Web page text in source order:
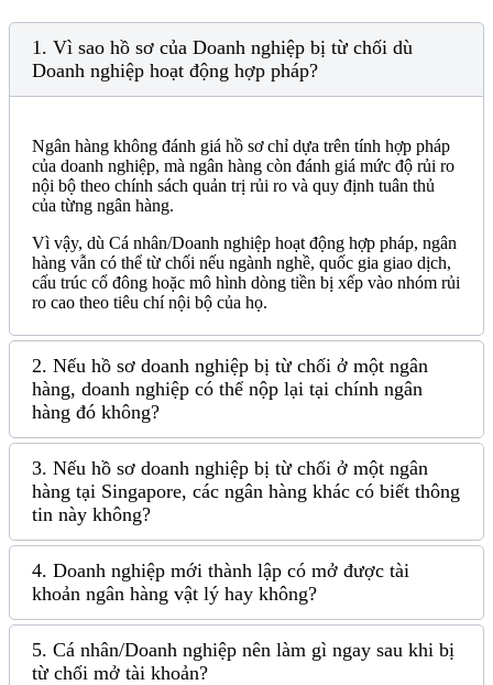
1. Vì sao hồ sơ của Doanh nghiệp bị từ chối dù
Doanh nghiệp hoạt động hợp pháp?
Ngân hàng không đánh giá hồ sơ chỉ dựa trên tính hợp pháp
của doanh nghiệp, mà ngân hàng còn đánh giá mức độ rủi ro
nội bộ theo chính sách quản trị rủi ro và quy định tuân thủ
của từng ngân hàng.
Vì vậy, dù Cá nhân/Doanh nghiệp hoạt động hợp pháp, ngân
hàng vẫn có thể từ chối nếu ngành nghề, quốc gia giao dịch,
cấu trúc cổ đông hoặc mô hình dòng tiền bị xếp vào nhóm rủi
ro cao theo tiêu chí nội bộ của họ.
2. Nếu hồ sơ doanh nghiệp bị từ chối ở một ngân
hàng, doanh nghiệp có thể nộp lại tại chính ngân
hàng đó không?
3. Nếu hồ sơ doanh nghiệp bị từ chối ở một ngân
hàng tại Singapore, các ngân hàng khác có biết thông
tin này không?
4. Doanh nghiệp mới thành lập có mở được tài
khoản ngân hàng vật lý hay không?
5. Cá nhân/Doanh nghiệp nên làm gì ngay sau khi bị
từ chối mở tài khoản?